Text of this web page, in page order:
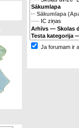
Ja forumam ir